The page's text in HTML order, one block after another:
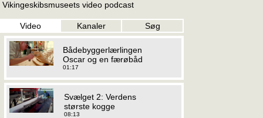
Vikingeskibsmuseets video podcast
Video Kanaler Søg
Bådebyggerlærlingen
Oscar og en færøbåd
01:17
Svælget 2: Verdens
største kogge
08:13